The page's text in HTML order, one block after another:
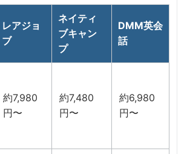
レアジョ
ブ
ネイティ
ブキャン
プ
DMM英会
話
約7,980
円〜
約7,480
円〜
約6,980
円〜